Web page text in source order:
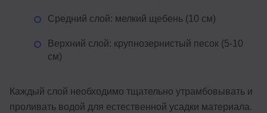
Средний слой: мелкий щебень (10 см)
Верхний слой: крупнозернистый песок (5-10
см)
Каждый слой необходимо тщательно утрамбовывать и
проливать водой для естественной усадки материала.